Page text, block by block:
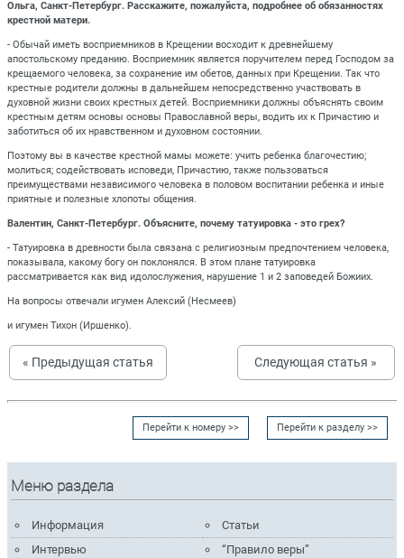
Ольга, Санкт-Петербург. Расскажите, пожалуйста, подробнее об обязанностях
крестной матери.
- Обычай иметь восприемников в Крещении восходит к древнейшему
апостольскому преданию. Восприемник является поручителем перед Господом за
крещаемого человека, за сохранение им обетов, данных при Крещении. Так что
крестные родители должны в дальнейшем непосредственно участвовать в
духовной жизни своих крестных детей. Восприемники должны объяснять своим
крестным детям основы основы Православной веры, водить их к Причастию и
заботиться об их нравственном и духовном состоянии.
Поэтому вы в качестве крестной мамы можете: учить ребенка благочестию;
молиться; содействовать исповеди, Причастию, также пользоваться
преимуществами независимого человека в половом воспитании ребенка и иные
приятные и полезные хлопоты общения.
Валентин, Санкт-Петербург. Объясните, почему татуировка - это грех?
- Татуировка в древности была связана с религиозным предпочтением человека,
показывала, какому богу он поклонялся. В этом плане татуировка
рассматривается как вид идолослужения, нарушение 1 и 2 заповедей Божиих.
На вопросы отвечали игумен Алексий (Несмеев)
и игумен Тихон (Иршенко).
« Предыдущая статья Следующая статья »
Перейти к разделу >>
Перейти к номеру >>
Меню раздела
Информация
Статьи
Интервью
“Правило веры”